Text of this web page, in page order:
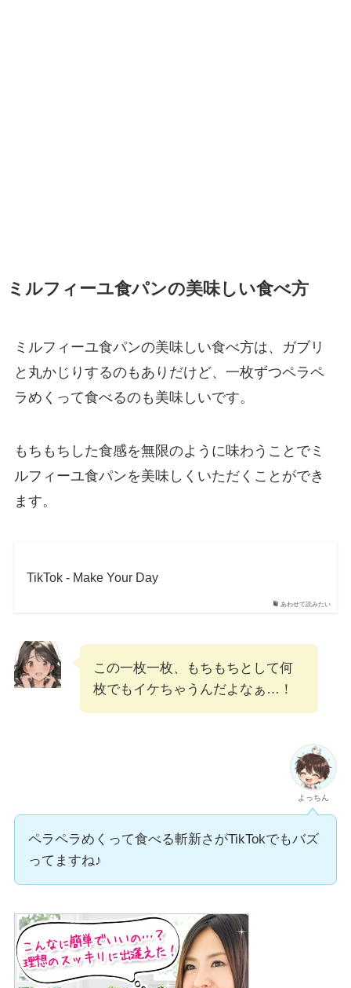
ミルフィーユ食パンの美味しい食べ方
ミルフィーユ食パンの美味しい食べ方は、ガブリ
と丸かじりするのもありだけど、一枚ずつペラペ
ラめくって食べるのも美味しいです。
もちもちした食感を無限のように味わうことでミ
ルフィーユ食パンを美味しくいただくことができ
ます。
あわせて読みたい
TikTok - Make Your Day
この一枚一枚、もちもちとして何
枚でもイケちゃうんだよなぁ…！
よっちん
ペラペラめくって食べる斬新さがTikTokでもバズ
ってますね♪